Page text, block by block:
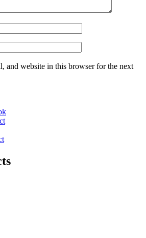
and website in this browser for the next